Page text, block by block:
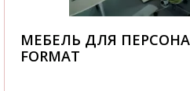
МЕБЕЛЬ ДЛЯ
FORMAT